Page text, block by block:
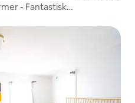
- Fantastisk